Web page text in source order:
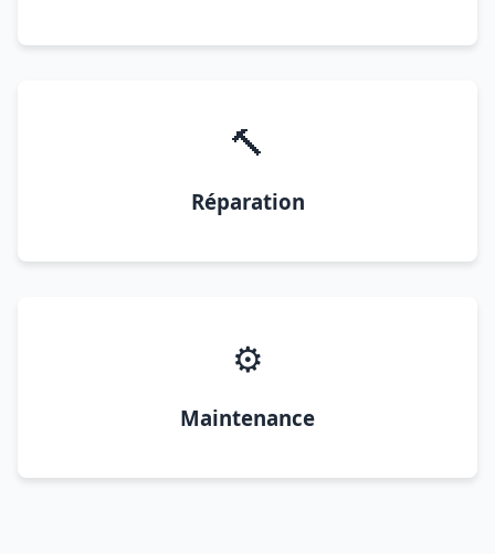
🔨
Réparation
⚙️
Maintenance